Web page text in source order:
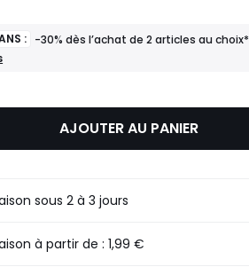
: -30% dès l’achat de 2 articles au choix*
AJOUTER AU PANIER
sous 2 à 3 jours
à partir de :1,99 €